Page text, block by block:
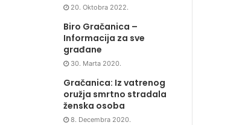
20. Oktobra 2022.
Biro Gračanica –
Informacija za sve
građane
30. Marta 2020.
Gračanica: Iz vatrenog
oružja smrtno stradala
ženska osoba
8. Decembra 2020.